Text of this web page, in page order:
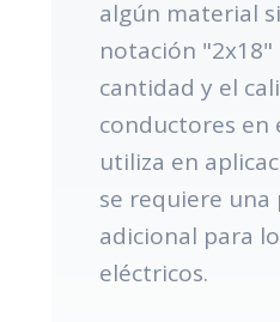
algún material
notación "2x18"
cantidad y el
conductores en
utiliza en
se requiere una
adicional para
eléctricos.